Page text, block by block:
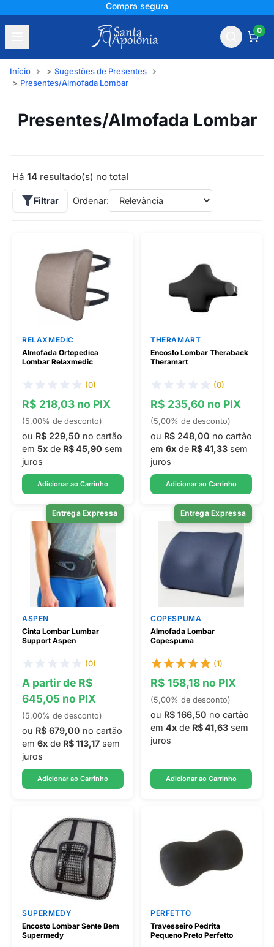
Compra segura
0
Início
Sugestões de Presentes
Presentes/Almofada Lombar
Presentes/Almofada Lombar
Há 14 resultado(s) no total
Filtrar Ordenar:
RELAXMEDIC
Almofada Ortopedica
Lombar Relaxmedic
(0)
R$ 218,03 no PIX
(5,00% de desconto)
ou R$ 229,50 no cartão
em 5x de R$ 45,90 sem
juros
Adicionar ao Carrinho
THERAMART
Encosto Lombar Theraback
Theramart
(0)
R$ 235,60 no PIX
(5,00% de desconto)
ou R$ 248,00 no cartão
em 6x de R$ 41,33 sem
juros
Adicionar ao Carrinho
Entrega Expressa
ASPEN
Cinta Lombar Lumbar
Support Aspen
(0)
A partir de R$
645,05 no PIX
(5,00% de desconto)
ou R$ 679,00 no cartão
em 6x de R$ 113,17 sem
juros
Adicionar ao Carrinho
Entrega Expressa
COPESPUMA
Almofada Lombar
Copespuma
(1)
R$ 158,18 no PIX
(5,00% de desconto)
ou R$ 166,50 no cartão
em 4x de R$ 41,63 sem
juros
Adicionar ao Carrinho
SUPERMEDY
Encosto Lombar Sente Bem
Supermedy
PERFETTO
Travesseiro Pedrita
Pequeno Preto Perfetto